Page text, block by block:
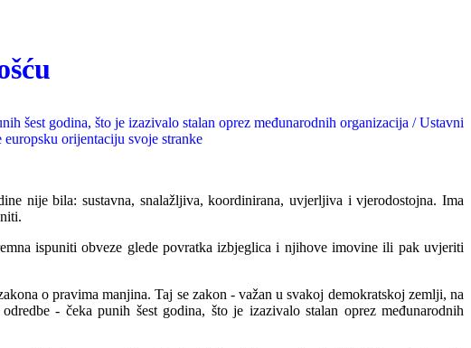
šest godina, što je izazivalo stalan oprez međunarodnih organizacija / Ustavni
orijentaciju svoje stranke
nije bila: sustavna, snalažljiva, koordinirana, uvjerljiva i vjerodostojna. Ima
ispuniti obveze glede povratka izbjeglica i njihove imovine ili pak uvjeriti
o pravima manjina. Taj se zakon - važan u svakoj demokratskoj zemlji, na
- čeka punih šest godina, što je izazivalo stalan oprez međunarodnih